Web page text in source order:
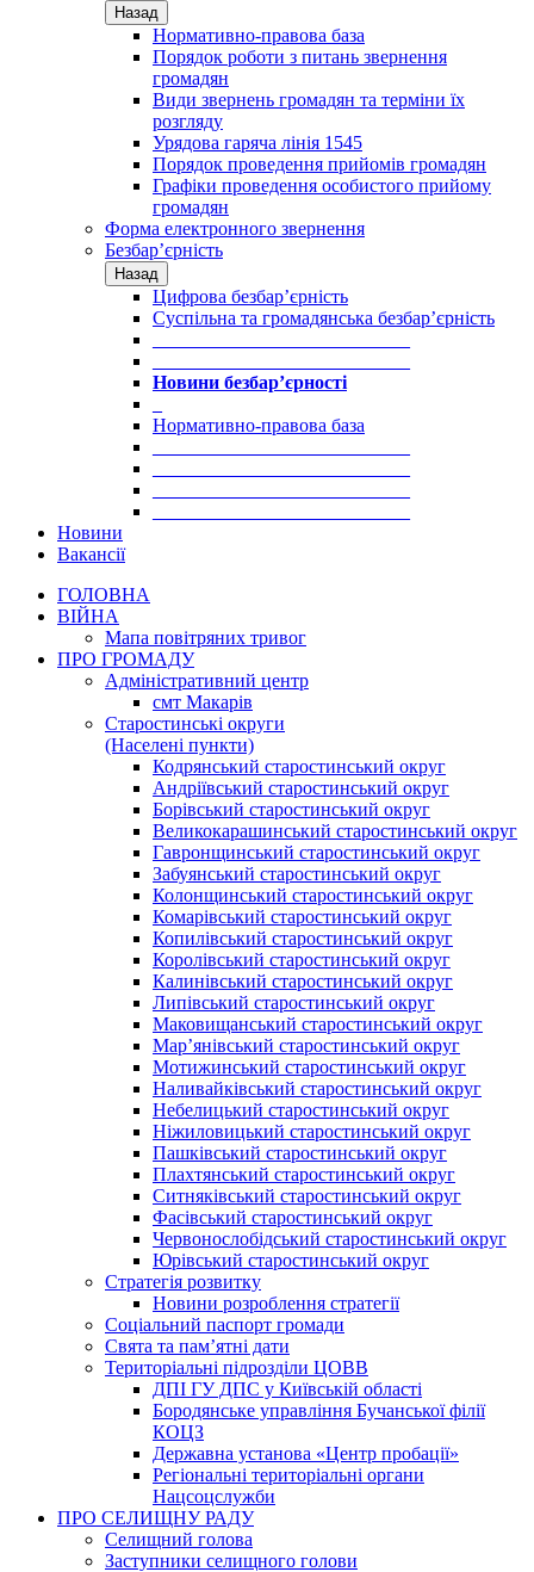
Назад
Нормативно-правова база
Порядок роботи з питань звернення
громадян
Види звернень громадян та терміни їх
розгляду
Урядова гаряча лінія 1545
Порядок проведення прийомів громадян
Графіки проведення особистого прийому
громадян
Форма електронного звернення
Безбар’єрність
Назад
Цифрова безбар’єрність
Суспільна та громадянська безбар’єрність
Новини безбар’єрності
Нормативно-правова база
Новини
Вакансії
ГОЛОВНА
ВІЙНА
Мапа повітряних тривог
ПРО ГРОМАДУ
Aдміністративний центр
смт Макарів
Старостинські округи
(Населені пункти)
Кодрянський старостинський округ
Андріївський старостинський округ
Борівський старостинський округ
Великокарашинський старостинський округ
Гавронщинський старостинський округ
Забуянський старостинський округ
Колонщинський старостинський округ
Комарівський старостинський округ
Копилівський старостинський округ
Королівський старостинський округ
Калинівський старостинський округ
Липівський старостинський округ
Маковищанський старостинський округ
Мар’янівський старостинський округ
Мотижинський старостинський округ
Наливайківський старостинський округ
Небелицький старостинський округ
Ніжиловицький старостинський округ
Пашківський старостинський округ
Плахтянський старостинський округ
Ситняківський старостинський округ
Фасівський старостинський округ
Червонослобідський старостинський округ
Юрівський старостинський округ
Стратегія розвитку
Новини розроблення стратегії
Соціальний паспорт громади
Свята та пам’ятні дати
Територіальні підрозділи ЦОВВ
ДПІ ГУ ДПС у Київській області
Бородянське управління Бучанської філії
КОЦЗ
Державна установа «Центр пробації»
Регіональні територіальні органи
Нацсоцслужби
ПРО СЕЛИЩНУ РАДУ
Селищний голова
Заступники селищного голови